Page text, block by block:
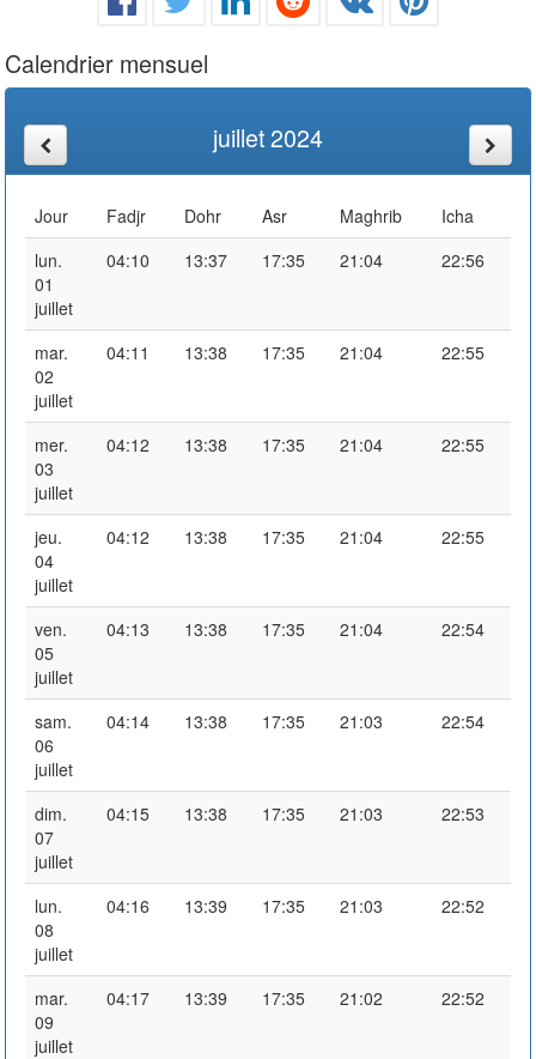
Calendrier mensuel
juillet 2024
Jour Fadjr Dohr Asr Maghrib
Icha
lun.
01
juillet
04:10 13:37 17:35 21:04 22:56
mar.
02
juillet
04:11 13:38 17:35 21:04 22:55
mer.
03
juillet
04:12 13:38 17:35 21:04 22:55
jeu.
04
juillet
04:12 13:38 17:35 21:04 22:55
ven.
05
juillet
04:13 13:38 17:35 21:04 22:54
sam.
06
juillet
04:14 13:38 17:35 21:03 22:54
dim.
07
juillet
04:15 13:38 17:35 21:03 22:53
lun.
08
juillet
04:16 13:39 17:35 21:03 22:52
mar.
09
juillet
04:17 13:39 17:35 21:02 22:52